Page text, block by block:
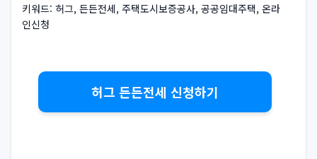
키워드: 허그, 든든전세, 주택도시보증공사, 공공임대주택, 온라
인신청
허그 든든전세 신청하기